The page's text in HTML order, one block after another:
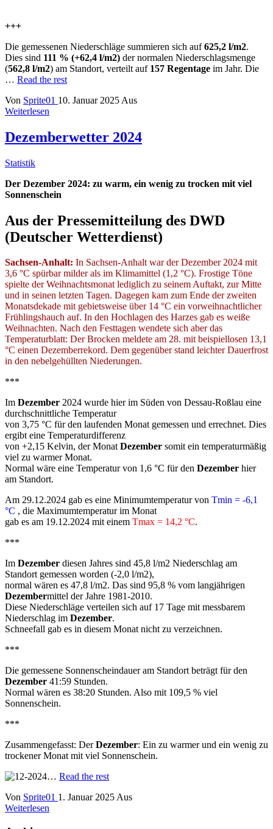
+++
Die gemessenen Niederschläge summieren sich auf625,2 l/m2.
Dies sind 111 % (+62,4 l/m2) der normalen Niederschlagsmenge
(562,8 l/m2) am Standort, verteilt auf 157 Regentage im Jahr. Die
… Read the rest
Von Sprite01 10. Januar 2025 Aus
Weiterlesen
Dezemberwetter 2024
Statistik
Der Dezember 2024: zu warm, ein wenig zu trocken mit viel
Sonnenschein
Aus der Pressemitteilung des DWD
(Deutscher Wetterdienst)
Sachsen-Anhalt: In Sachsen-Anhalt war der Dezember 2024 mit
3,6 °C spürbar milder als im Klimamittel (1,2 °C). Frostige Töne
spielte der Weihnachtsmonat lediglich zu seinem Auftakt, zur Mitte
und in seinen letzten Tagen. Dagegen kam zum Ende der zweiten
Monatsdekade mit gebietsweise über 14 °C ein vorweihnachtlicher
Frühlingshauch auf. In den Hochlagen des Harzes gab es weiße
Weihnachten. Nach den Festtagen wendete sich aber das
Temperaturblatt: Der Brocken meldete am 28. mit beispiellosen 13,1
°C einen Dezemberrekord. Dem gegenüber stand leichter Dauerfrost
in den nebelgehüllten Niederungen.
***
Im Dezember 2024 wurde hier im Süden von Dessau-Roßlau eine
durchschnittliche Temperatur
von 3,75 °C für den laufenden Monat gemessen und errechnet. Dies
ergibt eine Temperaturdifferenz
von +2,15 Kelvin, der MonatDezember somit ein temperaturmäßig
viel zu warmer Monat.
Normal wäre eine Temperatur von 1,6 °C für den Dezember hier
am Standort.
Am 29.12.2024 gab es eine Minimumtemperatur von Tmin = -6,1
°C , die Maximumtemperatur im Monat
gab es am 19.12.2024 mit einem Tmax = 14,2 °C.
***
Im Dezember diesen Jahres sind 45,8 l/m2 Niederschlag am
Standort gemessen worden (-2,0 l/m2),
normal wären es 47,8 l/m2. Das sind 95,8 % vom langjährigen
Dezembermittel der Jahre 1981-2010.
Diese Niederschläge verteilen sich auf 17 Tage mit messbarem
Niederschlag im Dezember.
Schneefall gab es in diesem Monat nicht zu verzeichnen.
***
Die gemessene Sonnenscheindauer am Standort beträgt für den
Dezember 41:59 Stunden.
Normal wären es 38:20 Stunden. Also mit 109,5 % viel
Sonnenschein.
***
Zusammengefasst: DerDezember: Ein zu warmer und ein wenig zu
trockener Monat mit viel Sonnenschein.
… Read the rest
Von Sprite01 1. Januar 2025Aus
Weiterlesen